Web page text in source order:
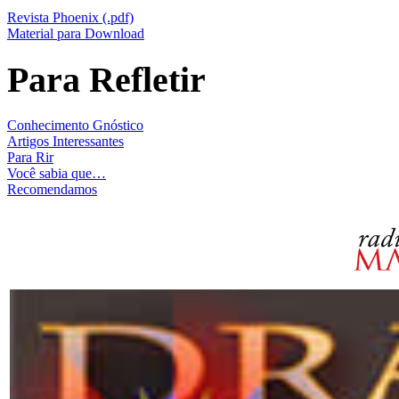
Revista Phoenix (.pdf)
Material para Download
Para Refletir
Conhecimento Gnóstico
Artigos Interessantes
Para Rir
Você sabia que…
Recomendamos